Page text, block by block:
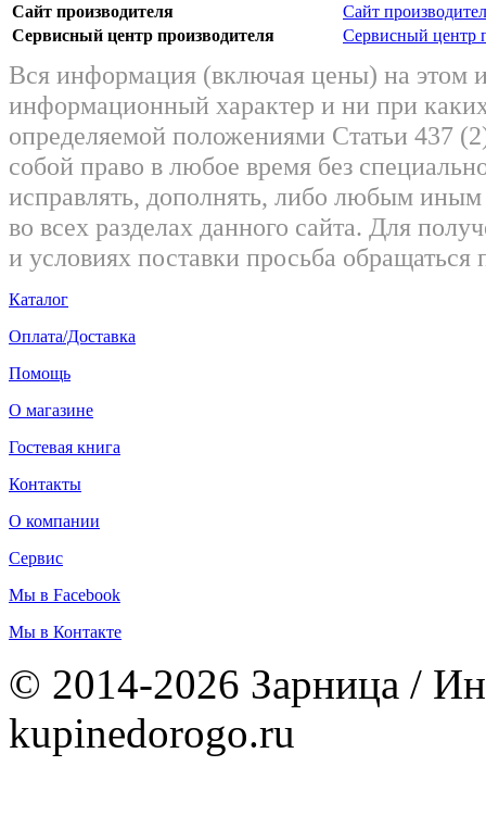
Сайт производителя
Сайт
Сервисный центр производителя
Сервисный центр
Вся информация (включая цены) на этом
информационный характер и ни при
определяемой положениями Статьи 437
собой право в любое время без
исправлять, дополнять, либо любым
во всех разделах данного сайта. Для
и условиях поставки просьба
Каталог
Оплата/Доставка
Помощь
О магазине
Гостевая книга
Контакты
О компании
Сервис
Мы в Facebook
Мы в Контакте
© 2014-2026 Зарница /
kupinedorogo.ru